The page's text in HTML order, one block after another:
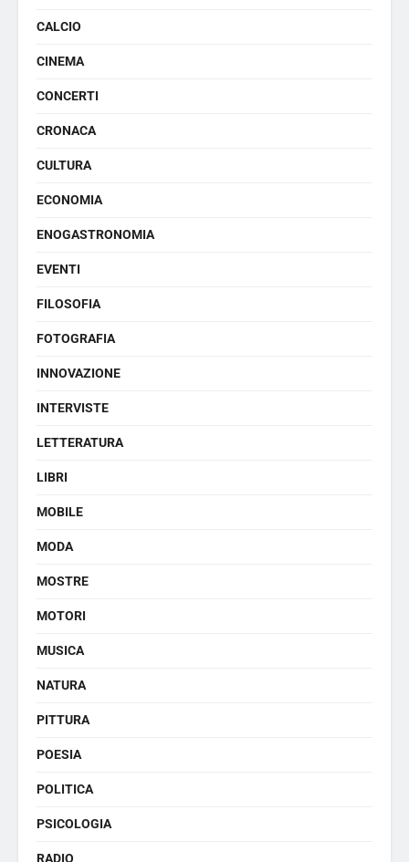
CALCIO
CINEMA
CONCERTI
CRONACA
CULTURA
ECONOMIA
ENOGASTRONOMIA
EVENTI
FILOSOFIA
FOTOGRAFIA
INNOVAZIONE
INTERVISTE
LETTERATURA
LIBRI
MOBILE
MODA
MOSTRE
MOTORI
MUSICA
NATURA
PITTURA
POESIA
POLITICA
PSICOLOGIA
RADIO